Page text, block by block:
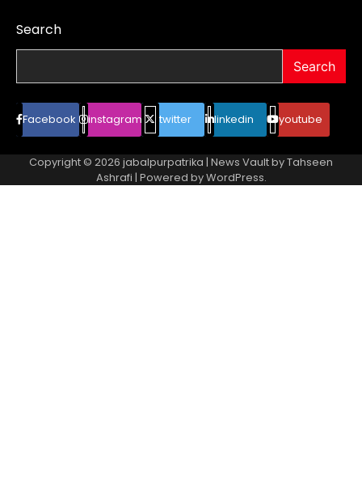
Search
Search
Facebook instagram twitter linkedin youtube
Copyright © 2026 jabalpurpatrika | News Vault byTahseen
Ashrafi | Powered byWordPress.